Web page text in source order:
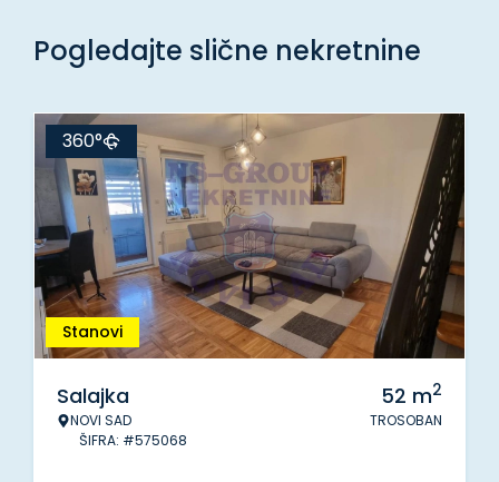
Pogledajte slične nekretnine
Stanovi
360°
Salajka
NOVI SAD
ŠIFRA: #575068
52 m2
TROSOBAN